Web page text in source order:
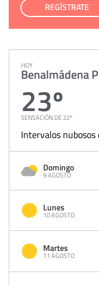
REGÍSTRATE
HOY
Benalmádena
23º
SENSACIÓN DE 22º
Intervalos
Domingo
9 AGOSTO
Lunes
10 AGOSTO
Martes
11 AGOSTO